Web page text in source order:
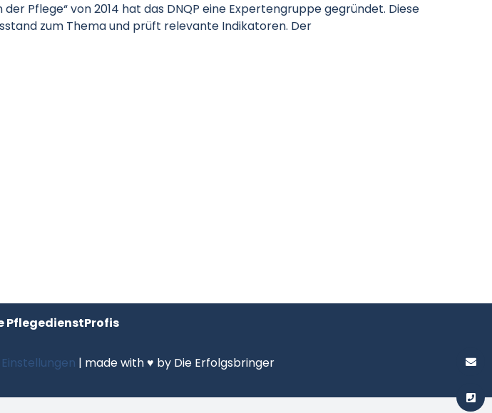
Pflege“ von 2014 hat das DNQP eine Expertengruppe gegründet. Diese
zum Thema und prüft relevante Indikatoren. Der
PflegedienstProfis
| made with ♥ by Die Erfolgsbringer